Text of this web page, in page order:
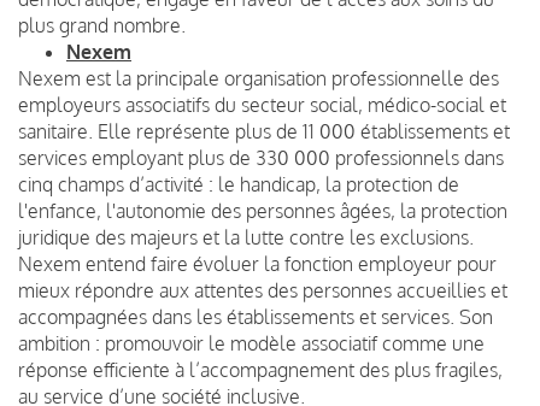
plus grand nombre.
Nexem
Nexem est la principale organisation professionnelle des
employeurs associatifs du secteur social, médico-social et
sanitaire. Elle représente plus de 11 000 établissements et
services employant plus de 330 000 professionnels dans
cinq champs d’activité : le handicap, la protection de
l'enfance, l'autonomie des personnes âgées, la protection
juridique des majeurs et la lutte contre les exclusions.
Nexem entend faire évoluer la fonction employeur pour
mieux répondre aux attentes des personnes accueillies et
accompagnées dans les établissements et services. Son
ambition : promouvoir le modèle associatif comme une
réponse efficiente à l’accompagnement des plus fragiles,
au service d’une société inclusive.